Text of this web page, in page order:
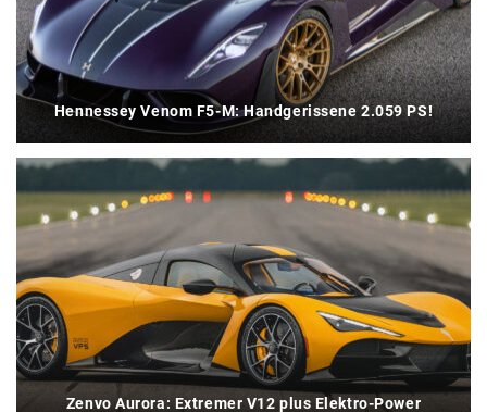
Hennessey Venom F5-M: Handgerissene 2.059 PS!
Zenvo Aurora: Extremer V12 plus Elektro-Power